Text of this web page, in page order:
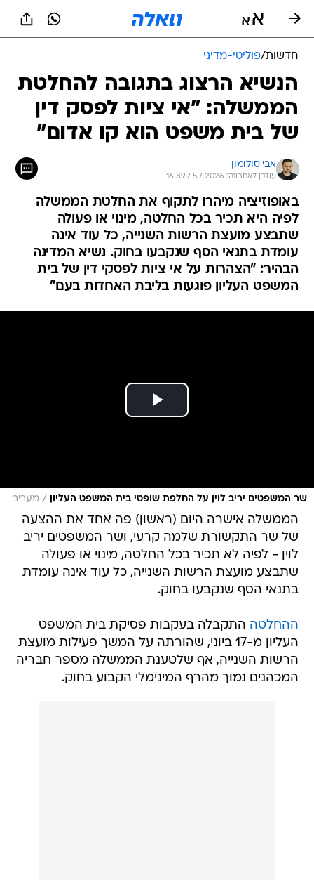
חדשות/פוליטי-מדיני
הנשיא הרצוג בתגובה להחלטת
הממשלה: "אי ציות לפסק דין
של בית משפט הוא קו אדום"
אבי סולומון
עודכן לאחרונה: 5.7.2026 / 16:39
באופוזיציה מיהרו לתקוף את החלטת הממשלה
לפיה היא תכיר בכל החלטה, מינוי או פעולה
שתבצע מועצת הרשות השנייה, כל עוד אינה
עומדת בתנאי הסף שנקבעו בחוק. נשיא המדינה
הבהיר: "הצהרות על אי ציות לפסקי דין של בית
המשפט העליון פוגעות בליבת האחדות בעם"
שר המשפטים יריב לוין על החלפת שופטי בית המשפט העליון / מעריב
הממשלה אישרה היום (ראשון) פה אחד את ההצעה
של שר התקשורת שלמה קרעי, ושר המשפטים יריב
לוין - לפיה לא תכיר בכל החלטה, מינוי או פעולה
שתבצע מועצת הרשות השנייה, כל עוד אינה עומדת
בתנאי הסף שנקבעו בחוק.
ההחלטה התקבלה בעקבות פסיקת בית המשפט
העליון מ-17 ביוני, שהורתה על המשך פעילות מועצת
הרשות השנייה, אף שלטענת הממשלה מספר חבריה
המכהנים נמוך מהרף המינימלי הקבוע בחוק.